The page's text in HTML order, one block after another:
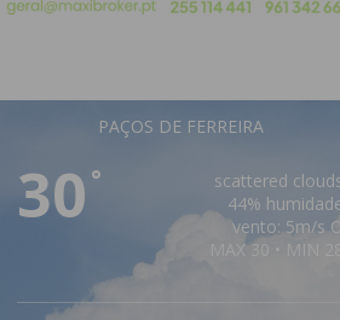
PAÇOS DE FERREIRA
30 °
scattered
44%
vento: 5m/s O
MAX 30 • MIN 28